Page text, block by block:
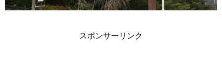
スポンサーリンク